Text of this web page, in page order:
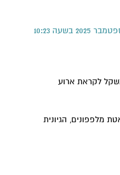
28 בספטמבר 2025 בשעה 10:23
לקראת ארוע
מלפפונים, הגיונית